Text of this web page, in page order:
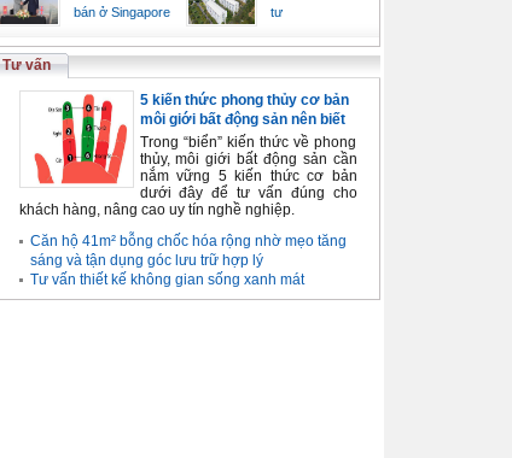
bán ở Singapore
tư
Tư vấn
5 kiến thức phong thủy cơ bản
môi giới bất động sản nên biết
Trong “biển” kiến thức về phong
thủy, môi giới bất động sản cần
nắm vững 5 kiến thức cơ bản
dưới đây để tư vấn đúng cho
khách hàng, nâng cao uy tín nghề nghiệp.
Căn hộ 41m² bỗng chốc hóa rộng nhờ mẹo tăng
sáng và tận dụng góc lưu trữ hợp lý
Tư vấn thiết kế không gian sống xanh mát